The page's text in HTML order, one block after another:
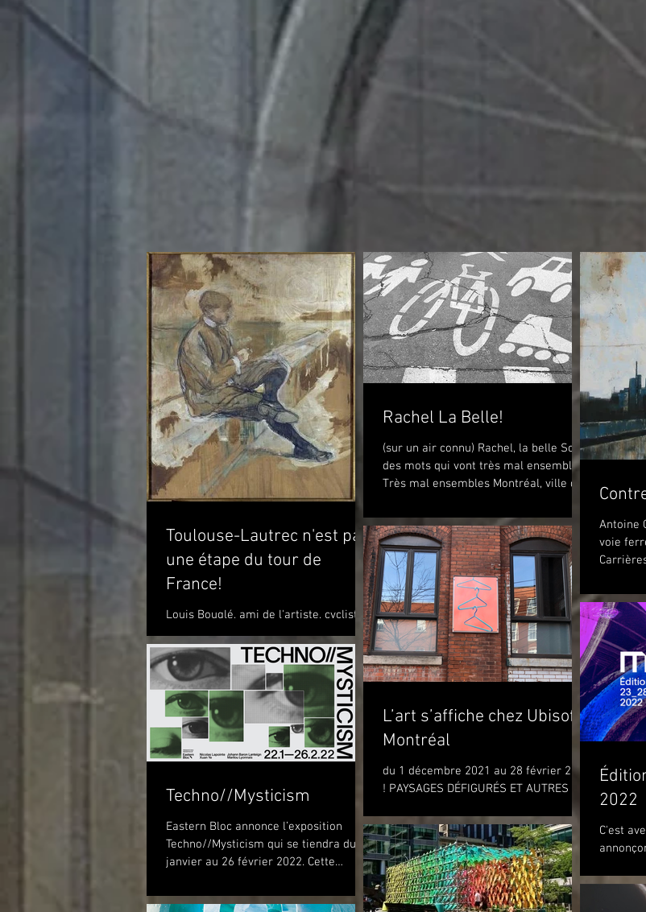
Toulouse-Lautrec n'est pas
une étape du tour de
France!
Louis Bouglé, ami de l'artiste, cycliste
sous le nom de L. B. Spoke, directeur
de "Simpson" pour la France Toulouse-
Lautrec 1898 (huile...
Rachel La Belle!
(sur un air connu) Rachel, la belle Sont
des mots qui vont très mal ensembles
Très mal ensembles Montréal, ville de
Antoine
voie
Techno//Mysticism
Eastern Bloc annonce l’exposition
Techno//Mysticism qui se tiendra du 22
janvier au 26 février 2022. Cette
L’art s’affiche chez Ubisoft
Montréal
du 1 décembre 2021 au 28 février 2022
! PAYSAGES DÉFIGURÉS ET AUTRES
AND OTHER OBJECTS) de l'artiste...
2022
C'est